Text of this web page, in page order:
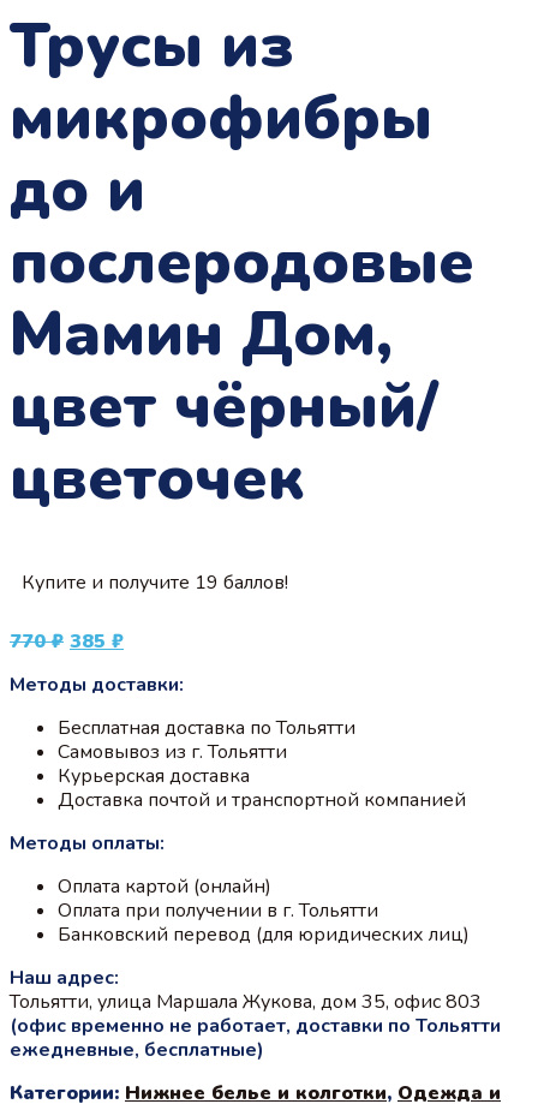
Трусы из
микрофибры
до и
послеродовые
Мамин Дом,
цвет чёрный/
цветочек
Купите и получите 19 баллов!
770₽ Первоначальная
составляла
385 ₽Текущая
385 ₽.
Методы доставки:
Бесплатная доставка по Тольятти
Самовывоз из г. Тольятти
Курьерская доставка
Доставка почтой и транспортной компанией
Методы оплаты:
Оплата картой (онлайн)
Оплата при получении в г. Тольятти
Банковский перевод (для юридических лиц)
Наш адрес:
Тольятти, улица Маршала Жукова, дом 35, офис 803
(офис временно не работает, доставки по Тольятти
ежедневные, бесплатные)
Категории: Нижнее белье и колготки, Одежда и